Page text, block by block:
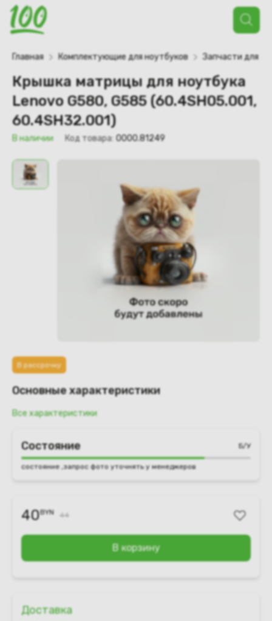
Поиск
товаров
Главная Комплектующие для ноутбуков Запчасти для
Крышка матрицы для ноутбука
Lenovo G580, G585 (60.4SH05.001,
60.4SH32.001)
В наличии Код товара: 0000.81249
В рассрочку
Основные характеристики
Все характеристики
Состояние Б/У
состояние ,запрос фото уточнять у менеджеров
40BYN 44
В корзину
Доставка